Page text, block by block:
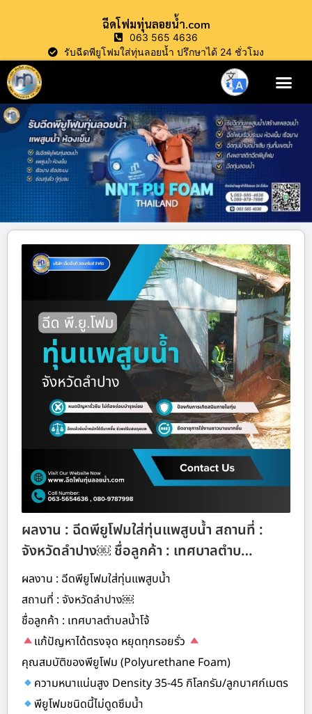
ฉีดโฟมทุ่นลอยน้ำ.com
063 565 4636
รับฉีดพียูโฟมใส่ทุ่นลอยน้ำ ปรึกษาได้ 24 ชั่วโมง
ผลงาน : ฉีดพียูโฟมใส่ทุ่นแพสูบน้ำ สถานที่ :
จังหวัดลำปาง￼ ชื่อลูกค้า : เทศบาลตำบ…
ผลงาน : ฉีดพียูโฟมใส่ทุ่นแพสูบน้ำ
สถานที่ : จังหวัดลำปาง￼
ชื่อลูกค้า : เทศบาลตำบลน้ำโจ้
แก้ปัญหาได้ตรงจุด หยุดทุกรอยรั่ว
คุณสมบัติของพียูโฟม (Polyurethane Foam)
ความหนาแน่นสูง Density 35-45 กิโลกรัม/ลูกบาศก์เมตร
พียูโฟมชนิดนี้ไม่ดูดซึมน้ำ